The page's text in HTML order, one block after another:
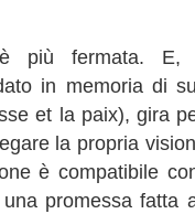
più fermata. E,
in memoria di
et la paix), gira
la propria
è compatibile
promessa fatta